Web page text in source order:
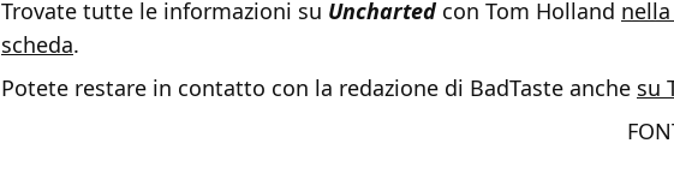
Trovate tutte le informazioni su Unchartedcon Tom Holland
scheda.
Potete restare in contatto con la redazione di BadTaste anche su